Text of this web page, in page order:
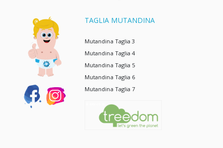
TAGLIA MUTANDINA
Mutandina Taglia 3
Mutandina Taglia 4
Mutandina Taglia 5
Mutandina Taglia 6
Mutandina Taglia 7